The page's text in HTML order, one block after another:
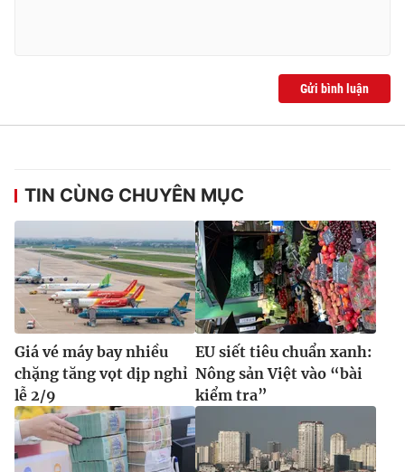
Liên hệ quảng cáo:024-7300.7108
® Cấm sao chép dưới mọi hình thức nếu không có sự chấp
thuận bằng văn bản. Ghi rõ nguồn VTV.vn khi phát hành lại
thông tin từ website này.
Gửi bình luận
TIN CÙNG CHUYÊN MỤC
Giá vé máy bay nhiều
chặng tăng vọt dịp nghỉ
lễ 2/9
EU siết tiêu chuẩn xanh:
Nông sản Việt vào “bài
kiểm tra”